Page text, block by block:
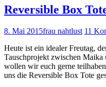
Reversible Box
8. Mai 2015frau nahtlust 11
Heute ist ein idealer Freutag,
Tauschprojekt zwischen Maika
wollen wir euch gerne
uns die Reversible Box Tote